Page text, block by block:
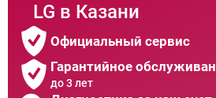
LG в Казани
Официальный сервис
Гарантийное
до 3 лет